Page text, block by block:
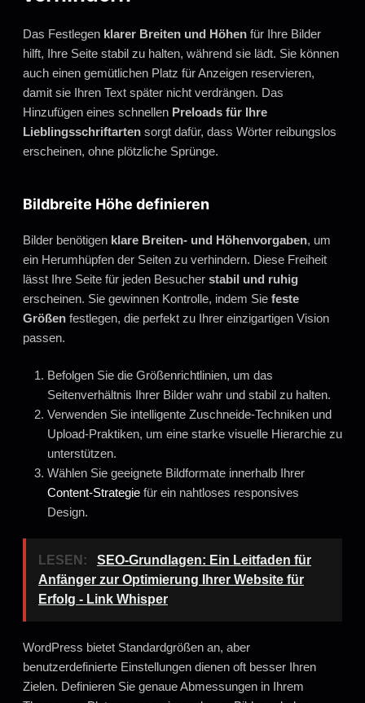
Das Festlegen klarer Breiten und Höhen für Ihre Bilder
hilft, Ihre Seite stabil zu halten, während sie lädt. Sie können
auch einen gemütlichen Platz für Anzeigen reservieren,
damit sie Ihren Text später nicht verdrängen. Das
Hinzufügen eines schnellen Preloads für Ihre
Lieblingsschriftarten sorgt dafür, dass Wörter reibungslos
erscheinen, ohne plötzliche Sprünge.
Bildbreite Höhe definieren
Bilder benötigen klare Breiten- und Höhenvorgaben, um
ein Herumhüpfen der Seiten zu verhindern. Diese Freiheit
lässt Ihre Seite für jeden Besucher stabil und ruhig
erscheinen. Sie gewinnen Kontrolle, indem Sie feste
Größen festlegen, die perfekt zu Ihrer einzigartigen Vision
passen.
Befolgen Sie die Größenrichtlinien, um das
Seitenverhältnis Ihrer Bilder wahr und stabil zu halten.
Verwenden Sie intelligente Zuschneide-Techniken und
Upload-Praktiken, um eine starke visuelle Hierarchie zu
unterstützen.
Wählen Sie geeignete Bildformate innerhalb Ihrer
Content-Strategie für ein nahtloses responsives
Design.
LESEN:
SEO-Grundlagen: Ein Leitfaden für
Anfänger zur Optimierung Ihrer Website für
Erfolg - Link Whisper
WordPress bietet Standardgrößen an, aber
benutzerdefinierte Einstellungen dienen oft besser Ihren
Zielen. Definieren Sie genaue Abmessungen in Ihrem